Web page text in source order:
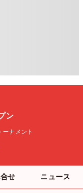
ン
ナメント
せ ニュース